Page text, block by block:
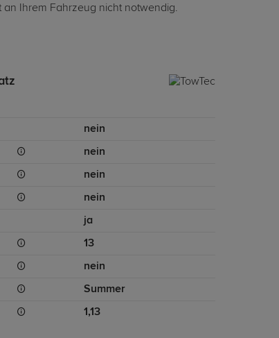
Ihrem Fahrzeug nicht notwendig.
nein
nein
nein
nein
ja
13
nein
Summer
1,13